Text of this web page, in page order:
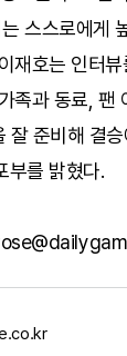
스스로에게
재호는 인터
족과 동료, 팬
잘 준비해 결
부를 밝혔다.